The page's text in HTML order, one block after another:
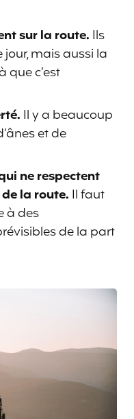
sur la route. Ils
mais aussi la
que c’est
Il y a beaucoup
et de
ne respectent
la route. Il faut
à des
de la part